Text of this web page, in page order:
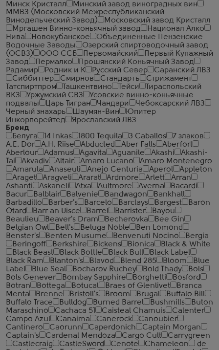
Минск Кристалл
Минский завод виноградных вин
ММВЗ (Московский Межреспубликанский
Винодельческий Завод)
Московский завод Кристалл
Мргашен Винно-коньячный завод
Национал Алко
Нива
Новокубанское
Объединенные Пензенские
Водочные Заводы
Озерский спиртоводочный завод
(ОСВЗ)
ООО ССБ Первомайский
Первый Купажный
Завод
Пермалко
Прошянский Коньячный Завод
Радамир
Родник и К Русский Север
Саранский ЛВЗ
Сиббиттер
Смирнов Стандартъ
Стрижамент
Татспиртпром
Ташкентвино Тейси
Тираспольский
ВКЗ
Уржумский СВЗ
Усовские винно-коньячные
подвалы
Царь Тигран Чандари
Чебоксарский ЛВЗ
Черный знахарь
Шаумян-Вин
Юпитер
Инкорпорейтед
Ярославский ЛВЗ
Бренд
Белуга
14 Inkas 1800 Tequila 3 Caballos
7 злаков
A.E. Dor
A.H. Riise Abducted Aber Falls
Aberfort
Aberlour
Adamus Agavita Aguanile Akashi
Akashi-
Tai
Akvadiv Altair Amaro Lucano
Amaro Montenegro
Amarula
Anaseuli Anejo Centuria Aperol
Appleton
Araget
Aragveli Ararat Ardmore Arlett
Arran
Ashanti
Askaneli Atxa Aultmore Averna
Bacardi
Bacur
Balblair Balvenie Bandwagon
Bankhall
Barbadillo
Barber's Barcelo Barclays Bargest
Baron
Otard
Barr an Uisce Barrel Barrister
Bayou
Beaulieu
Beaver's Dram Becherovka
Bee Gin
Belgian Owl
Bell's Beluga Noble
Ben Lomond
Benster's
Benten Musume Benvenuti Nocino
Bergia
Beringoff
Berkshire Bickens Bionica
Black & White
Black Beast
Black Bottle Black Bull
Black Label
Black Ram
Blanton's Blavod Blend 285 Bloom
Blue
Label
Blue Seal Bocharov Ruchey Bold Thady
Bols
Bols Genever
Bombay Sapphire Borghetti
Bosford
Botran
Bottega Botucal Braes of Glenlivet
Branca
Menta
Brenne Bristoll's Broom Brugal
Buffalo Bill
Buffalo Trace
Bulldog Burned Barrel Bushmills
Buton
Maraschino
Cachaca 51 Caisteal Chamuis
Calenter
Campo Azul
Canaima Canerock
Canoubier
Cantinero
Caorunn Caperdonich
Captain Morgan
Captain's
Cardenal Mendoza Cargo Cult
Carrygreen
Castlecraig
CastleSword Cenote Chameleon
de